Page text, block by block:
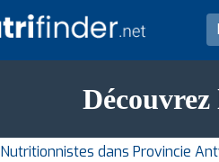
Nutritionnistes dans Provincie